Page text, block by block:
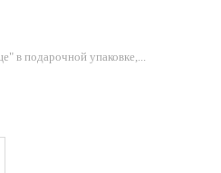
в подарочной упаковке,...